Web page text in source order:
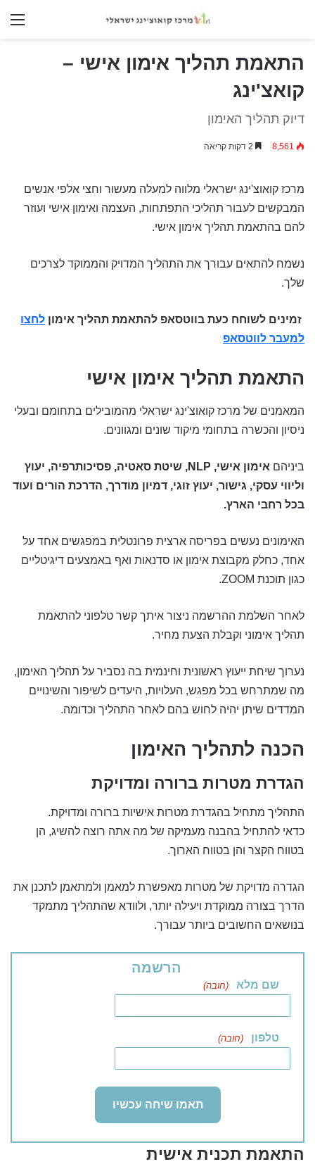
התאמת תהליך אימון אישי –
קואצ'ינג
דיוק תהליך האימון
8,561
מרכז קואוצ'ינג ישראלי מלווה למעלה מעשור וחצי אלפי אנשים
המבקשים לעבור תהליכי התפתחות, העצמה ואימון אישי ועוזר
להם בהתאמת תהליך אימון אישי.
נשמח להתאים עבורך את התהליך המדויק והממוקד לצרכים
שלך.
זמינים לשוחח כעת בווטסאפ להתאמת תהליך אימון לחצו
למעבר לווטסאפ
התאמת תהליך אימון אישי
המאמנים של מרכז קואוצ'ינג ישראלי מהמובילים בתחומם ובעלי
ניסיון והכשרה בתחומי מיקוד שונים ומגוונים.
ביניהם
אימון אישי, NLP, שיטת סאטיה, פסיכותרפיה, יעוץ
וליווי עסקי, גישור, יעוץ זוגי, דמיון מודרך, הדרכת הורים ועוד
בכל רחבי הארץ.
האימונים נעשים בפריסה ארצית פרונטלית במפגשים אחד על
אחד, כחלק מקבוצת אימון או סדנאות ואף באמצעים דיגיטליים
כגון תוכנת ZOOM.
לאחר השלמת ההרשמה ניצור איתך קשר טלפוני להתאמת
תהליך אימוני וקבלת הצעת מחיר.
נערוך שיחת ייעוץ ראשונית וחינמית בה נסביר על תהליך האימון,
מה שמתרחש בכל מפגש, העלויות, היעדים לשיפור והשינויים
המדדים שיתן יהיה לחוש בהם לאחר התהליך וכדומה.
הכנה לתהליך האימון
הגדרת מטרות ברורה ומדויקת
התהליך מתחיל בהגדרת מטרות אישיות ברורה ומדויקת.
כדאי להתחיל בהבנה מעמיקה של מה אתה רוצה להשיג, הן
בטווח הקצר והן בטווח הארוך.
הגדרה מדויקת של מטרות מאפשרת למאמן ולמתאמן לתכנן את
הדרך בצורה ממוקדת ויעילה יותר, ולוודא שהתהליך מתמקד
בנושאים החשובים ביותר עבורך.
הרשמה
שם מלא (חובה)
טלפון (חובה)
התאמת תכנית אישית